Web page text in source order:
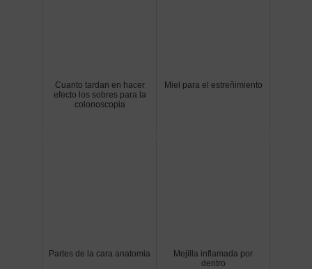
Cuanto tardan en hacer
efecto los sobres para la
colonoscopia
Miel para el estreñimiento
Partes de la cara anatomia
Mejilla inflamada por
dentro